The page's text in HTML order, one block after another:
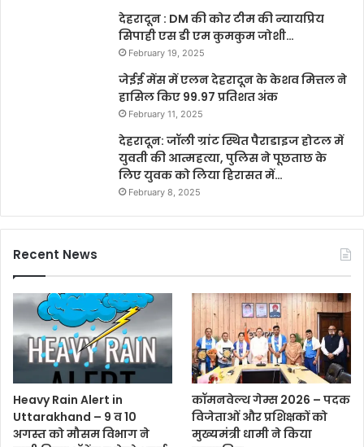
देहरादून : DM की कोर टीम की न्यायप्रिय
सिपाही एस डी एम कुमकुम जोशी…
February 19, 2025
जेईई मेंस में एलन देहरादून के केशव मित्तल ने
हासिल किए 99.97 प्रतिशत अंक
February 11, 2025
देहरादून: जॉली ग्रांट स्थित पैराडाइज होटल में
युवती की आत्महत्या, पुलिस ने पूछताछ के
लिए युवक को लिया हिरासत में…
February 8, 2025
Recent News
Heavy Rain Alert in
Uttarakhand – 9 व 10
अगस्त को मौसम विभाग ने
कॉमनवेल्थ गेम्स 2026 – पदक
विजेताओं और प्रशिक्षकों को
मुख्यमंत्री धामी ने किया